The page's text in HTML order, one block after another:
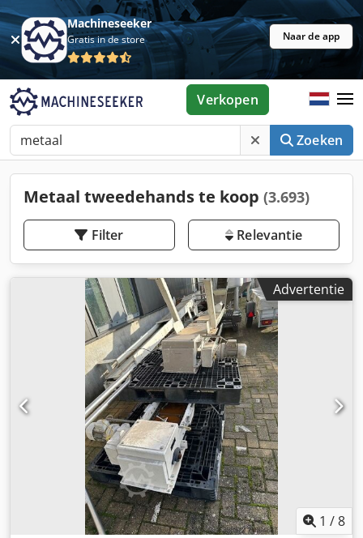
Machineseeker
Gratis in de store Naar de app
Zoeken
Verkopen
Metaal tweedehands te koop (3.693)
Filter Relevantie
Advertentie
1 /8